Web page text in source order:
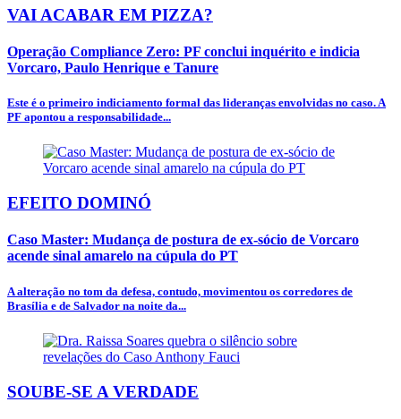
VAI ACABAR EM PIZZA?
Operação Compliance Zero: PF conclui inquérito e indicia
Vorcaro, Paulo Henrique e Tanure
Este é o primeiro indiciamento formal das lideranças envolvidas no caso. A
PF apontou a responsabilidade...
EFEITO DOMINÓ
Caso Master: Mudança de postura de ex-sócio de Vorcaro
acende sinal amarelo na cúpula do PT
A alteração no tom da defesa, contudo, movimentou os corredores de
Brasília e de Salvador na noite da...
SOUBE-SE A VERDADE